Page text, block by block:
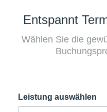
Entspannt
Wählen Sie die
Leistung auswählen